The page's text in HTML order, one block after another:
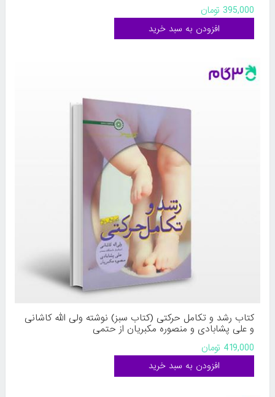
395,000 تومان
کتاب رشد و تکامل حرکتی (کتاب سبز) نوشته ولی الله کاشانی
و علی پشابادی و منصوره مکبریان از حتمی
419,000 تومان